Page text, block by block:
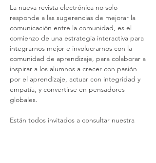
La nueva revista electrónica no solo
responde a las sugerencias de mejorar la
comunicación entre la comunidad, es el
comienzo de una estrategia interactiva para
integrarnos mejor e involucrarnos con la
comunidad de aprendizaje, para colaborar a
inspirar a los alumnos a crecer con pasión
por el aprendizaje, actuar con integridad y
empatía, y convertirse en pensadores
globales.
Están todos invitados a consultar nuestra